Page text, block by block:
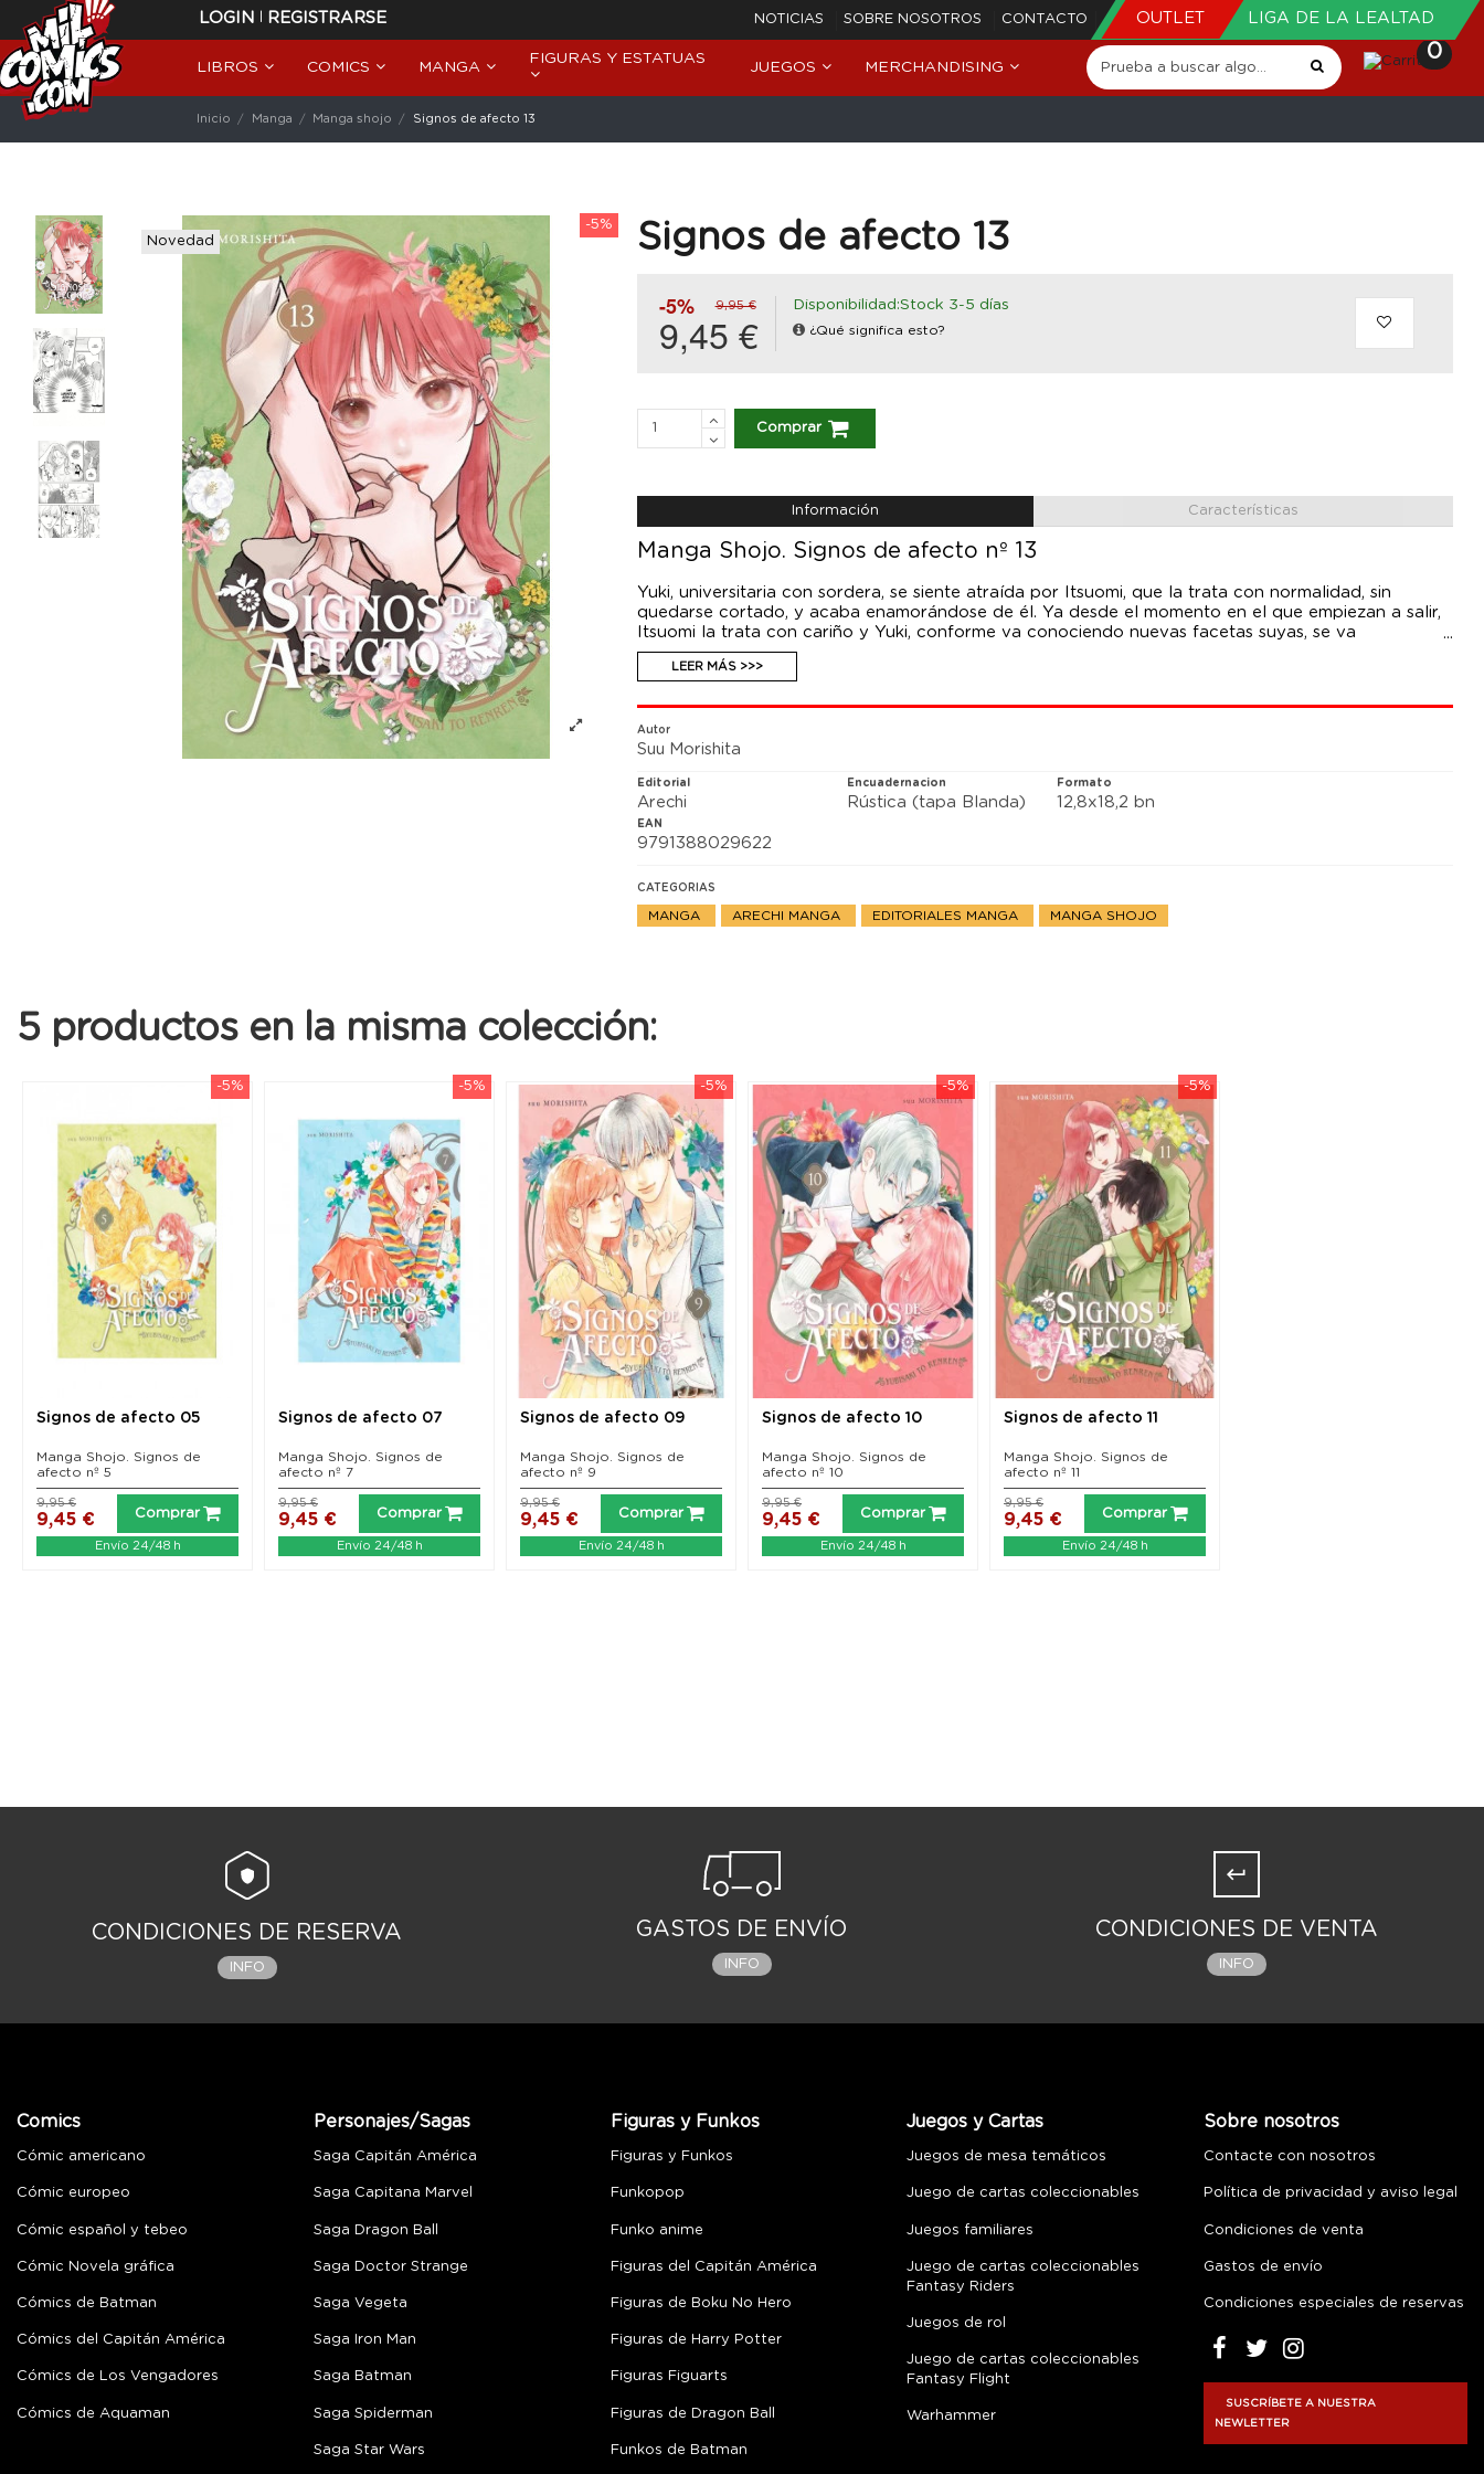
LOGIN | REGISTRARSE NOTICIAS SOBRE NOSOTROS CONTACTO OUTLET LIGA DE LA LEALTAD
LIBROS COMICS MANGA
FIGURAS Y ESTATUAS
JUEGOS MERCHANDISING
0
Inicio Manga Manga shojo Signos de afecto 13
-5%
Novedad
Signos de afecto 13
-5% 9,95 €
9,45 €
Disponibilidad:Stock 3-5 días
¿Qué significa esto?
Comprar
Información Características
Manga Shojo. Signos de afecto nº 13
Yuki, universitaria con sordera, se siente atraída por Itsuomi, que la trata con normalidad, sin
quedarse cortado, y acaba enamorándose de él. Ya desde el momento en el que empiezan a salir,
Itsuomi la trata con cariño y Yuki, conforme va conociendo nuevas facetas suyas, se va
enamorando cada vez más de él. Cuando empiezan a vivir juntos, trabajan para construir su propio
hogar, un espacio especial para ambos. Yuki reafirma lo que siente por Itsuomi y decide dar otro
los sonidos, utilizando el resto de los sentidos, como la vista, y en el que el amor no entiende de
barreras...». -- Estantería Otaku, Marcos Gil
LEER MÁS >>>
Autor
Suu Morishita
Editorial
Arechi
Encuadernacion
Rústica (tapa Blanda)
Formato
12,8x18,2 bn
EAN
9791388029622
CATEGORIAS
MANGA ARECHI MANGA EDITORIALES MANGA MANGA SHOJO
5 productos en la misma colección:
-5%
Signos de afecto 05
Manga Shojo. Signos de
afecto nº 5
9,45 €
9,95 €
Comprar
Envío 24/48 h
-5%
Signos de afecto 07
Manga Shojo. Signos de
afecto nº 7
9,45 €
9,95 €
Comprar
Envío 24/48 h
-5%
Signos de afecto 09
Manga Shojo. Signos de
afecto nº 9
9,45 €
9,95 €
Comprar
Envío 24/48 h
-5%
Signos de afecto 10
Manga Shojo. Signos de
afecto nº 10
9,45 €
9,95 €
Comprar
Envío 24/48 h
-5%
Signos de afecto 11
Manga Shojo. Signos de
afecto nº 11
9,45 €
9,95 €
Comprar
Envío 24/48 h
CONDICIONES DE RESERVA
INFO
GASTOS DE ENVÍO
INFO
CONDICIONES DE VENTA
INFO
Comics
Cómic americano
Cómic europeo
Cómic español y tebeo
Cómic Novela gráfica
Cómics de Batman
Cómics del Capitán América
Cómics de Los Vengadores
Cómics de Aquaman
Personajes/Sagas
Saga Capitán América
Saga Capitana Marvel
Saga Dragon Ball
Saga Doctor Strange
Saga Vegeta
Saga Iron Man
Saga Batman
Saga Spiderman
Saga Star Wars
Figuras y Funkos
Figuras y Funkos
Funkopop
Funko anime
Figuras del Capitán América
Figuras de Boku No Hero
Figuras de Harry Potter
Figuras Figuarts
Figuras de Dragon Ball
Funkos de Batman
Juegos y Cartas
Juegos de mesa temáticos
Juego de cartas coleccionables
Juegos familiares
Juego de cartas coleccionables
Fantasy Riders
Juegos de rol
Juego de cartas coleccionables
Fantasy Flight
Warhammer
Sobre nosotros
Contacte con nosotros
Política de privacidad y aviso legal
Condiciones de venta
Gastos de envío
Condiciones especiales de reservas
SUSCRÍBETE A NUESTRA
NEWLETTER